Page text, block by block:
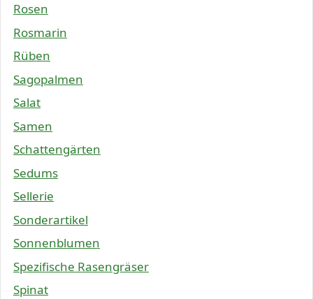
Rosen
Rosmarin
Rüben
Sagopalmen
Salat
Samen
Schattengärten
Sedums
Sellerie
Sonderartikel
Sonnenblumen
Spezifische Rasengräser
Spinat